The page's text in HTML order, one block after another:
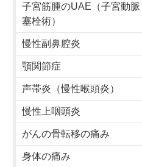
子宮筋腫のUAE（子宮動脈
塞栓術）
慢性副鼻腔炎
顎関節症
声帯炎（慢性喉頭炎）
慢性上咽頭炎
がんの骨転移の痛み
身体の痛み